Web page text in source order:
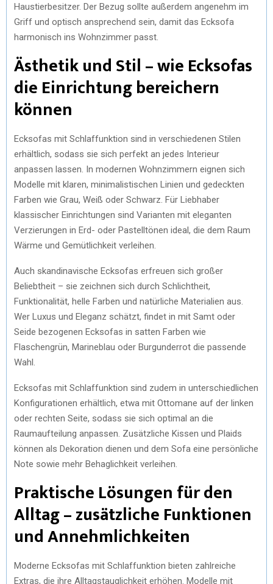
Haustierbesitzer. Der Bezug sollte außerdem angenehm im
Griff und optisch ansprechend sein, damit das Ecksofa
harmonisch ins Wohnzimmer passt.
Ästhetik und Stil – wie Ecksofas
die Einrichtung bereichern
können
Ecksofas mit Schlaffunktion sind in verschiedenen Stilen
erhältlich, sodass sie sich perfekt an jedes Interieur
anpassen lassen. In modernen Wohnzimmern eignen sich
Modelle mit klaren, minimalistischen Linien und gedeckten
Farben wie Grau, Weiß oder Schwarz. Für Liebhaber
klassischer Einrichtungen sind Varianten mit eleganten
Verzierungen in Erd- oder Pastelltönen ideal, die dem Raum
Wärme und Gemütlichkeit verleihen.
Auch skandinavische Ecksofas erfreuen sich großer
Beliebtheit – sie zeichnen sich durch Schlichtheit,
Funktionalität, helle Farben und natürliche Materialien aus.
Wer Luxus und Eleganz schätzt, findet in mit Samt oder
Seide bezogenen Ecksofas in satten Farben wie
Flaschengrün, Marineblau oder Burgunderrot die passende
Wahl.
Ecksofas mit Schlaffunktion sind zudem in unterschiedlichen
Konfigurationen erhältlich, etwa mit Ottomane auf der linken
oder rechten Seite, sodass sie sich optimal an die
Raumaufteilung anpassen. Zusätzliche Kissen und Plaids
können als Dekoration dienen und dem Sofa eine persönliche
Note sowie mehr Behaglichkeit verleihen.
Praktische Lösungen für den
Alltag – zusätzliche Funktionen
und Annehmlichkeiten
Moderne Ecksofas mit Schlaffunktion bieten zahlreiche
Extras, die ihre Alltagstauglichkeit erhöhen. Modelle mit